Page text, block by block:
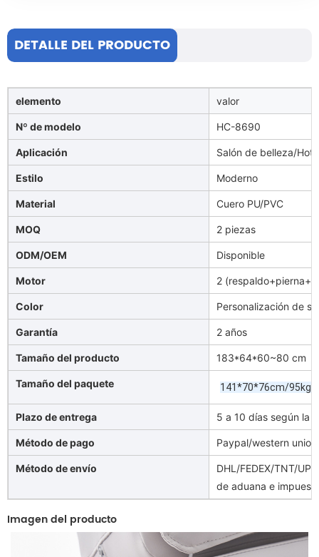
DETALLE DEL PRODUCTO
elemento valor
Nº de modelo HC-8690
Aplicación Salón de belleza/
Estilo Moderno
Material Cuero PU/PVC
MOQ 2 piezas
ODM/OEM Disponible
Motor 2
Color Personalización de
Garantía 2 años
Tamaño del producto 183*64*60~80 cm
Tamaño del paquete 141*70*76cm/95kg
Plazo de entrega 5 a 10 días según la
Método de pago Paypal/western
Método de envío
DHL/FEDEX/TNT/
de aduana e
Imagen del producto